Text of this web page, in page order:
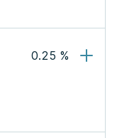
0.25 %